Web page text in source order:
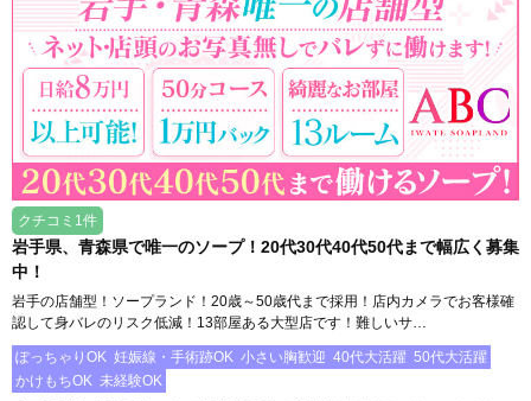
クチコミ1件
岩手県、青森県で唯一のソープ！20代30代40代50代まで幅広く募集
中！
岩手の店舗型！ソープランド！20歳～50歳代まで採用！店内カメラでお客様確
認して身バレのリスク低減！13部屋ある大型店です！難しいサ…
ぽっちゃりOK 妊娠線・手術跡OK 小さい胸歓迎 40代大活躍 50代大活躍
かけもちOK 未経験OK